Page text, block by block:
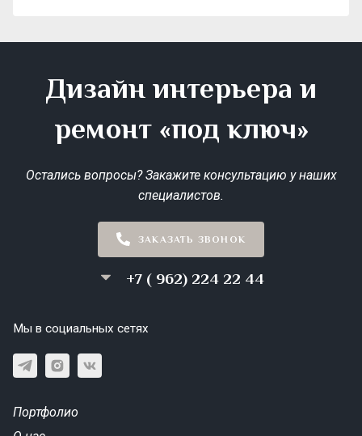
Дизайн интерьера и
ремонт «под ключ»
Остались вопросы? Закажите консультацию у наших
специалистов.
ЗАКАЗАТЬ ЗВОНОК
+7 ( 962) 224 22 44
Мы в социальных сетях
Портфолио